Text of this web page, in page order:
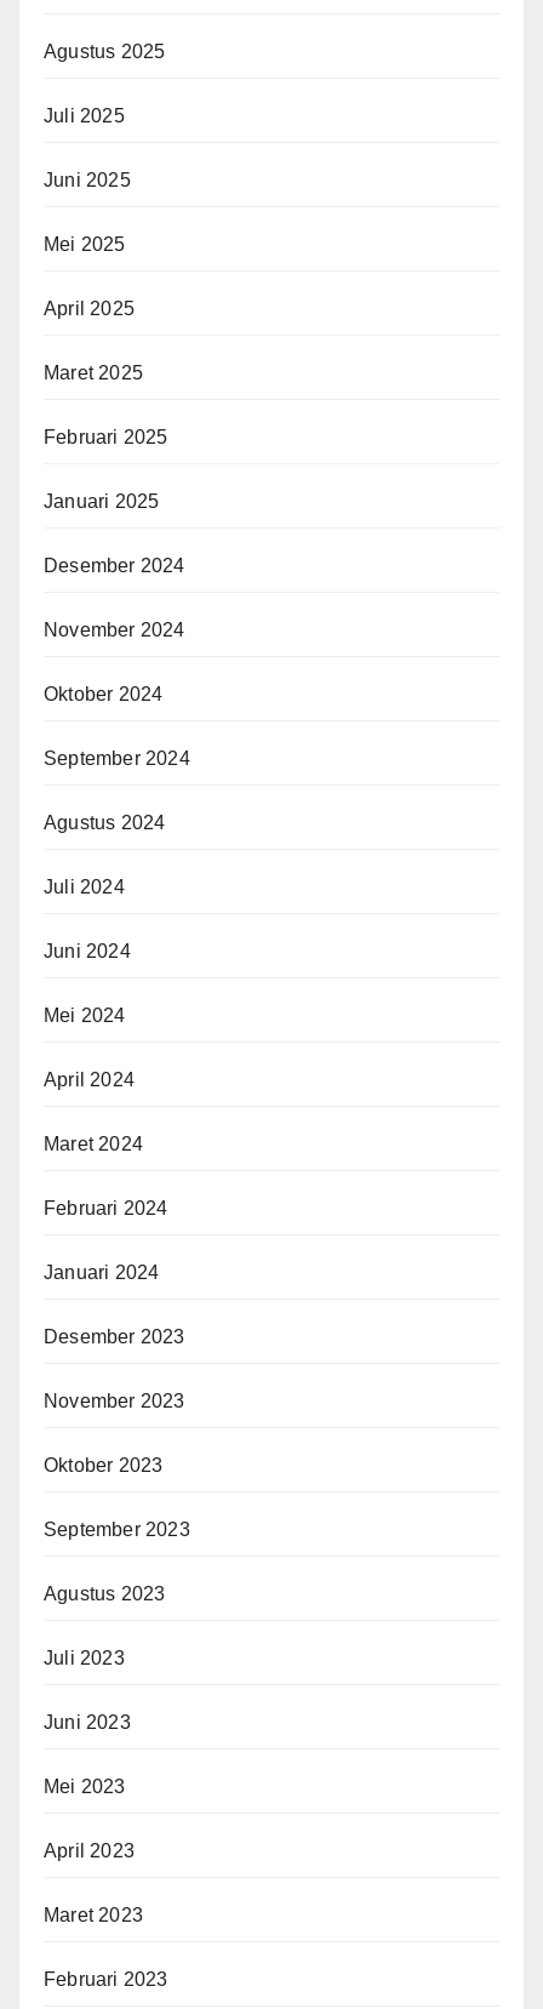
Agustus 2025
Juli 2025
Juni 2025
Mei 2025
April 2025
Maret 2025
Februari 2025
Januari 2025
Desember 2024
November 2024
Oktober 2024
September 2024
Agustus 2024
Juli 2024
Juni 2024
Mei 2024
April 2024
Maret 2024
Februari 2024
Januari 2024
Desember 2023
November 2023
Oktober 2023
September 2023
Agustus 2023
Juli 2023
Juni 2023
Mei 2023
April 2023
Maret 2023
Februari 2023